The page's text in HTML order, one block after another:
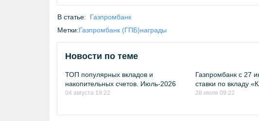
В статье:
Газпромбанк
Метки:Газпромбанк (ГПБ)награды
Новости по теме
ТОП популярных вкладов и
накопительных счетов. Июль-2026
04 августа 19:22
Газпромбанк с 27
ставки по вкладу
28 июля 09:22